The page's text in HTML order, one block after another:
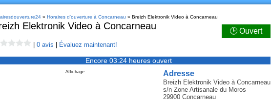
» Horaires d'ouverture à Concarneau » Breizh Elektronik Video à Concarneau
Elektronik Video à Concarneau 🕒 Ouvert
0 avis Évaluez maintenant!
Encore 03:24 heures ouvert
Adresse
Breizh Elektronik Videoà Concarneau
s/n Zone Artisanale du Moros
29900 Concarneau
Affichage